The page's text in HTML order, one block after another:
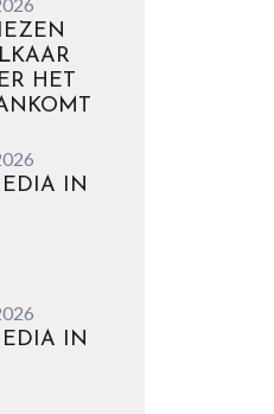
HET
IN
IN